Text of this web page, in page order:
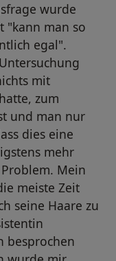
wurde
"kann man so
egal".
mit
zum
und man nur
dies eine
mehr
Mein
meiste Zeit
seine Haare zu
besprochen